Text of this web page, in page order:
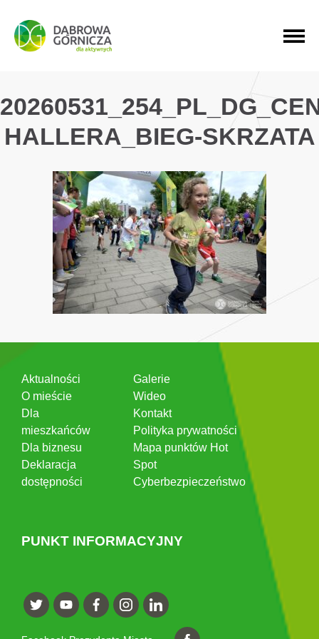
PRZEJDŹ DO MENU GŁÓWNEGO
PRZEJDŹ DO WYSZUKIWARKI
PRZEJDŹ DO TREŚCI
HALLERA_BIEG-SKRZATA
Aktualności
O mieście
Dla
mieszkańców
Dla biznesu
Deklaracja
dostępności
Galerie
Wideo
Kontakt
Polityka prywatności
Mapa punktów Hot
Spot
Cyberbezpieczeństwo
PUNKT INFORMACYJNY